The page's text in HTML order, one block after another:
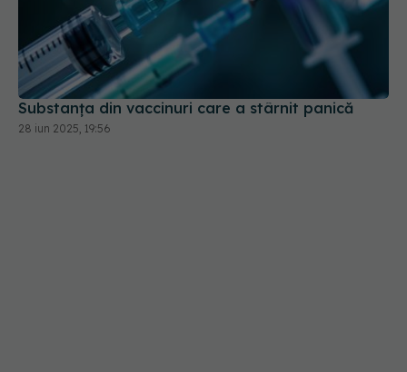
Substanța din vaccinuri care a stârnit panică
28 iun 2025, 19:56